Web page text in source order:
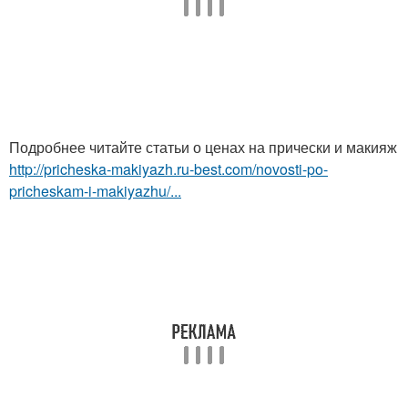
Подробнее читайте статьи о ценах на прически и макияж
http://pricheska-makiyazh.ru-best.com/novosti-po-
pricheskam-i-makiyazhu/...